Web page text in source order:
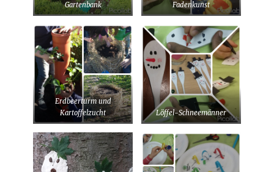
Gartenbank Fadenkunst
Erdbeerturm und
Kartoffelzucht
Löffel-Schneemänner